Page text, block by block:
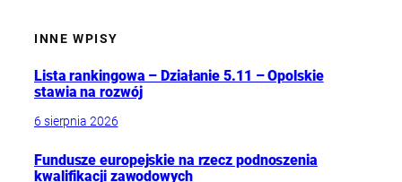
INNE WPISY
Lista rankingowa – Działanie 5.11 – Opolskie
stawia na rozwój
6 sierpnia 2026
Fundusze europejskie na rzecz podnoszenia
kwalifikacji zawodowych